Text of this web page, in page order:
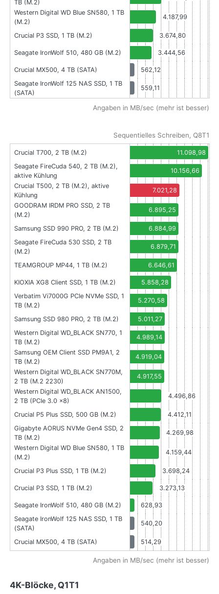
TB (M.2)
Western Digital WD Blue SN580, 1 TB
(M.2)
4.187,99
Crucial P3 SSD, 1 TB (M.2) 3.674,80
Seagate IronWolf 510, 480 GB (M.2) 3.444,56
Crucial MX500, 4 TB (SATA)
562,12
Seagate IronWolf 125 NAS SSD, 1 TB
(SATA)
559,11
Angaben in MB/sec (mehr ist besser)
Sequentielles Schreiben, Q8T1
Crucial T700, 2 TB (M.2)
11.098,98
Seagate FireCuda 540, 2 TB (M.2),
aktive Kühlung
10.156,66
Crucial T500, 2 TB (M.2), aktive
Kühlung
7.021,28
GOODRAM IRDM PRO SSD, 2 TB
(M.2)
6.895,25
Samsung SSD 990 PRO, 2 TB (M.2)
6.884,99
Seagate FireCuda 530 SSD, 2 TB
(M.2)
6.879,71
TEAMGROUP MP44, 1 TB (M.2) 6.646,61
KIOXIA XG8 Client SSD, 1 TB (M.2)
5.858,28
Verbatim Vi7000G PCIe NVMe SSD, 1
TB (M.2)
5.270,58
Samsung SSD 980 PRO, 2 TB (M.2)
5.011,27
Western Digital WD_BLACK SN770, 1
TB (M.2)
4.989,14
Samsung OEM Client SSD PM9A1, 2
TB (M.2)
4.919,04
Western Digital WD_BLACK SN770M,
2 TB (M.2 2230)
4.917,55
Western Digital WD_BLACK AN1500,
2 TB (PCIe 3.0 x8)
4.496,86
Crucial P5 Plus SSD, 500 GB (M.2)
4.412,11
Gigabyte AORUS NVMe Gen4 SSD, 2
TB (M.2)
4.269,98
Western Digital WD Blue SN580, 1 TB
(M.2)
4.159,44
Crucial P3 Plus SSD, 1 TB (M.2) 3.698,24
Crucial P3 SSD, 1 TB (M.2) 3.273,13
Seagate IronWolf 510, 480 GB (M.2)
628,93
Seagate IronWolf 125 NAS SSD, 1 TB
(SATA)
540,20
Crucial MX500, 4 TB (SATA) 514,29
Angaben in MB/sec (mehr ist besser)
4K-Blöcke, Q1T1